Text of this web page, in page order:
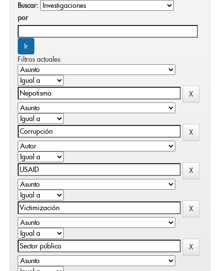
Buscar:
por
Filtros actuales: